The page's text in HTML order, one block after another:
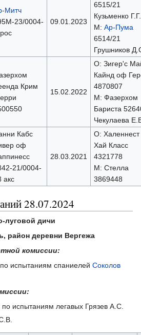
Митч
23/0004-
09.01.2023
6515/21
Кузьменко Г.Г.
М: Ар-Пума
6514/21
Грушников
Крим
15.02.2022
О: Зигер'с
Кайнд оф
4870807
М: Фазерхом
Бариста
Чекулаева
Кабс
оф
21/0004-
акс
28.03.2021
О: Халеннест
Хай Класс
4321778
М: Стелла
3869448
28.07.2024
луговой дичи
район деревни Вергежа
комиссии:
по испытаниям спаниелейСоколов
по испытаниям легавых Грязев А.С.